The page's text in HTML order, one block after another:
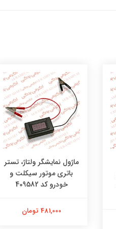
ماژول نمایشگر ولتاژ، تستر
باتری موتور سیکلت و
خودرو کد 409582
481,000 تومان